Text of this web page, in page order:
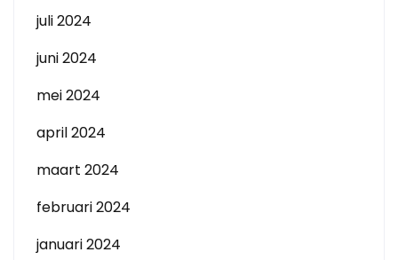
juli 2024
juni 2024
mei 2024
april 2024
maart 2024
februari 2024
januari 2024